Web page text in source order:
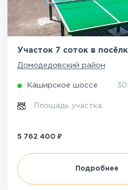
Участок 7 соток в
Домодедовский район
Каширское шоссе 30
Площадь участка:
5 762 400 ₽
Подробнее